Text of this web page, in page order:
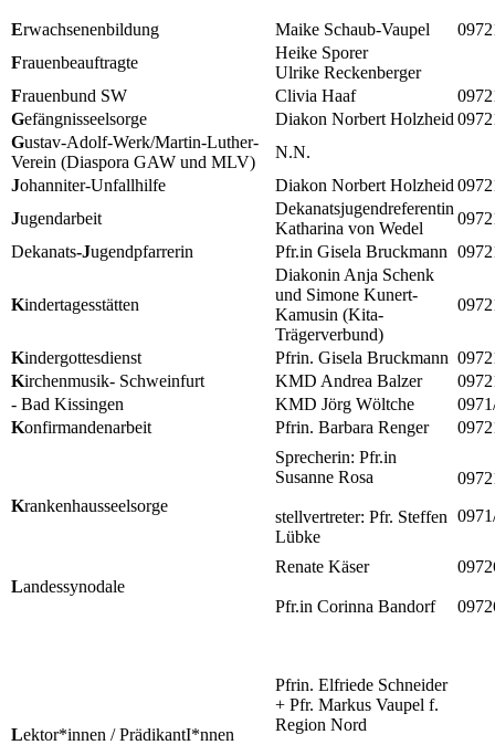
Erwachsenenbildung Maike Schaub-Vaupel
Frauenbeauftragte
Heike Sporer
Ulrike Reckenberger
Frauenbund SW Clivia Haaf
Gefängnisseelsorge Diakon Norbert Holzheid
Gustav-Adolf-Werk/Martin-Luther-
Verein (Diaspora GAW und MLV)
N.N.
Johanniter-Unfallhilfe Diakon Norbert Holzheid
Jugendarbeit
Dekanatsjugendreferentin
Katharina von Wedel
Dekanats-Jugendpfarrerin Pfr.in Gisela Bruckmann
Kindertagesstätten
Diakonin Anja Schenk
und Simone Kunert-
Kamusin (Kita-
Trägerverbund)
Kindergottesdienst Pfrin. Gisela Bruckmann
Kirchenmusik- Schweinfurt KMD Andrea Balzer
- Bad Kissingen
KMD Jörg Wöltche
Konfirmandenarbeit Pfrin. Barbara Renger
Krankenhausseelsorge
Sprecherin: Pfr.in
Susanne Rosa
stellvertreter: Pfr. Steffen
Lübke
Landessynodale
Renate Käser
Pfr.in Corinna Bandorf
Lektor*innen / PrädikantI*nnen
Pfrin. Elfriede Schneider
+ Pfr. Markus Vaupel f.
Region Nord